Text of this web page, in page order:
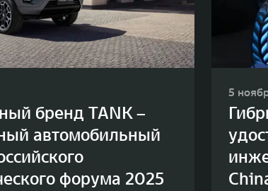
бренд TANK –
автомобильный
форума 2025
5